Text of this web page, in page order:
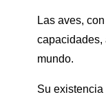
Las aves,
capacidades,
mundo.
Su